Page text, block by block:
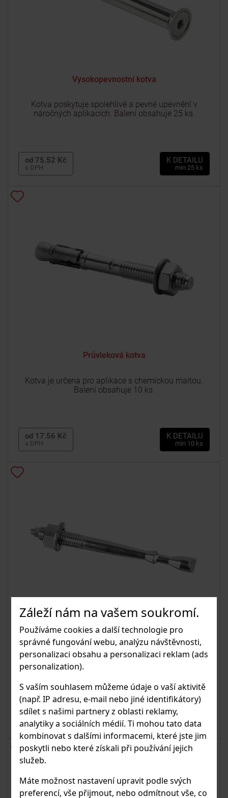
Záleží nám na vašem soukromí.
Používáme cookies a další technologie pro
správné fungování webu, analýzu návštěvnosti,
personalizaci obsahu a personalizaci reklam (ads
personalization).
S vaším souhlasem můžeme údaje o vaší aktivitě
(např. IP adresu, e-mail nebo jiné identifikátory)
sdílet s našimi partnery z oblasti reklamy,
analytiky a sociálních médií. Ti mohou tato data
kombinovat s dalšími informacemi, které jste jim
poskytli nebo které získali při používání jejich
služeb.
Máte možnost nastavení upravit podle svých
preferencí, vše přijmout, nebo odmítnout vše, co
Vysokopevnostní kotva
Kotva poskytuje spolehlivé a pevné upevnění v
náročných aplikacích. Balení obsahuje 25 ks.
od 75.52 Kč
s DPH
K DETAILU
min 25 ks
Průvleková kotva
Kotva je určena pro aplikace s chemickou maltou.
Balení obsahuje 10 ks.
od 17.56 Kč
s DPH
K DETAILU
min 10 ks
Kotva pro chemickou maltu
Kotva je určena k použití s chemickou maltou.
od 54.35 Kč
s DPH
K DETAILU
min 10 ks